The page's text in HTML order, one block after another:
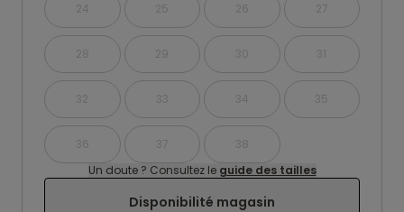
24 25 26 27
28 29 30 31
32 33 34 35
36 37
38
Un doute ? Consultez le guide des tailles
Disponibilité magasin